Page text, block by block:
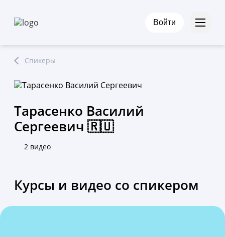
Войти
Спикеры
Тарасенко Василий
Сергеевич 🇷🇺
2 видео
Курсы и видео со спикером